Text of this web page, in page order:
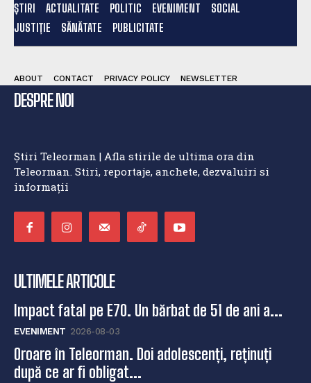
ȘTIRI ACTUALITATE POLITIC EVENIMENT
SOCIAL
JUSTIȚIE
SĂNĂTATE PUBLICITATE
ABOUT CONTACT PRIVACY POLICY NEWSLETTER
DESPRE NOI
Știri Teleorman | Afla stirile de ultima ora din
Teleorman. Stiri, reportaje, anchete, dezvaluiri si
informații
ULTIMELE ARTICOLE
Impact fatal pe E70. Un bărbat de 51 de ani a...
EVENIMENT 2026-08-03
Oroare în Teleorman. Doi adolescenți, reținuți
după ce ar fi obligat...